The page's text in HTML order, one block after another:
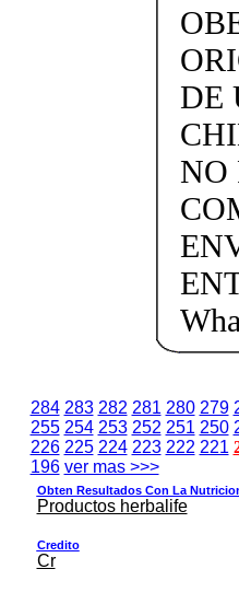
DE
NO
284 283 282 281 280 279
255 254 253 252 251 250
226 225 224 223 222 221
196 ver mas >>>
Obten Resultados Con La
Productos herbalife
Credito
Cr